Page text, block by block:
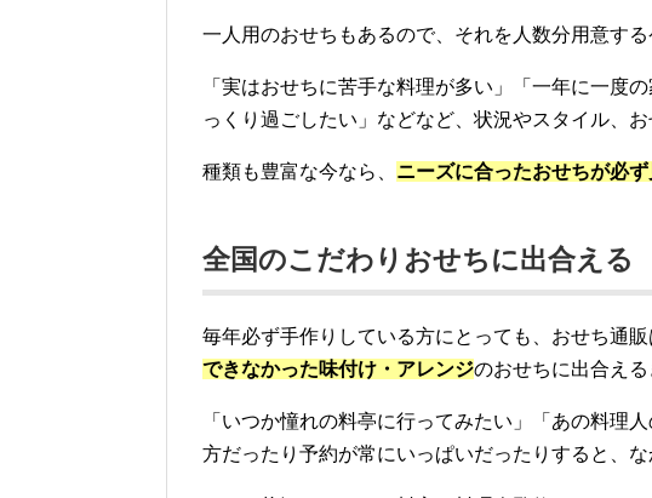
一人用のおせちもあるので、それを人数分用意する
「実はおせちに苦手な料理が多い」「一年に一度
っくり過ごしたい」などなど、状況やスタイル、
種類も豊富な今なら、 ニーズに合ったおせちが必
全国のこだわりおせちに出合える
毎年必ず手作りしている方にとっても、おせち通販
できなかった味付け・アレンジのおせちに出合える
「いつか憧れの料亭に行ってみたい」「あの料理
方だったり予約が常にいっぱいだったりすると、